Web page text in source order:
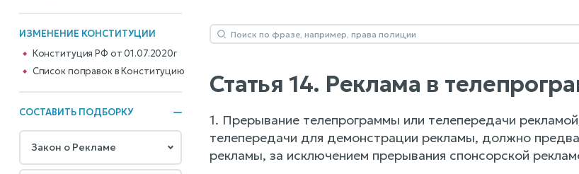
ИЗМЕНЕНИЕ КОНСТИТУЦИИ
Конституция РФ от 01.07.2020г
Cписок поправок в Конституцию
СОСТАВИТЬ ПОДБОРКУ
Статья 14. Реклама в
1. Прерывание телепрограммы или телепередачи
телепередачи для демонстрации рекламы, должно
рекламы, за исключением прерывания спонсорской